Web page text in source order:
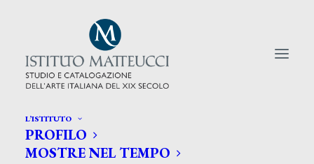
L’ISTITUTO
PROFILO
MOSTRE NEL TEMPO
CERCA TRA GLI ARTISTI: